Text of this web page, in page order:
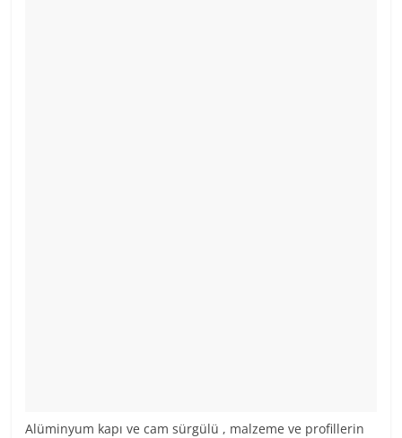
Alüminyum kapı ve cam sürgülü , malzeme ve profillerin